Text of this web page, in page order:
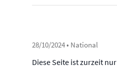
28/10/2024• National
Diese Seite ist zurzeit nur